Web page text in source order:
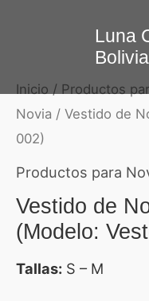
Luna
Bolivia
Inicio / Productos
Novia / Vestido de
002)
Productos para
Vestido de
(Modelo:
Tallas: S – M